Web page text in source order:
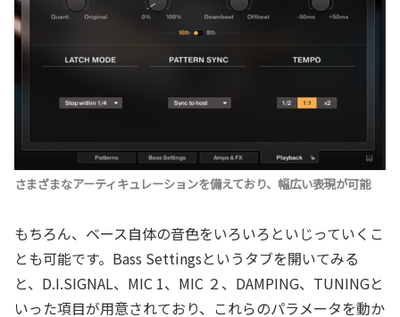
さまざまなアーティキュレーションを備えており、幅広い表現が可能
もちろん、ベース自体の音色をいろいろといじっていくこ
とも可能です。Bass Settingsというタブを開いてみる
と、D.I.SIGNAL、MIC 1、MIC ２、DAMPING、TUNINGと
いった項目が用意されており、これらのパラメータを動か